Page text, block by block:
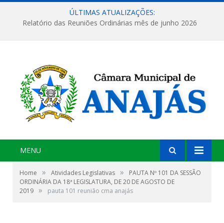
ÚLTIMAS ATUALIZAÇÕES:
Relatório das Reuniões Ordinárias mês de junho 2026
MENU
Home » Atividades Legislativas »
PAUTA Nº 101 DA SESSÃO
ORDINÁRIA DA 18ª LEGISLATURA, DE 20 DE AGOSTO DE
2019 » pauta 101 reunião cma anajás